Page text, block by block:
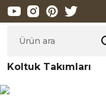
Koltuk Takımları